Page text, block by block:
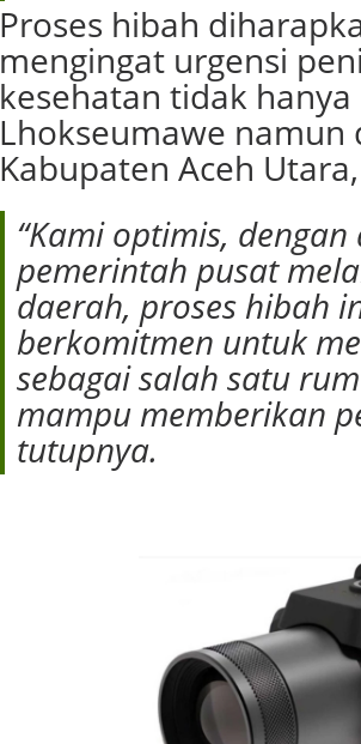
Proses hibah
mengingat urgensi
kesehatan tidak
Lhokseumawe
Kabupaten Aceh
“Kami optimis,
pemerintah pusat
daerah, proses hibah
berkomitmen untuk
sebagai salah satu
mampu memberikan
tutupnya.